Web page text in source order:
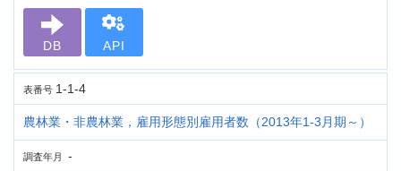
DB API
表番号 1-1-4
農林業・非農林業，雇用形態別雇用者数（2013年1-3月期～）
調査年月 -